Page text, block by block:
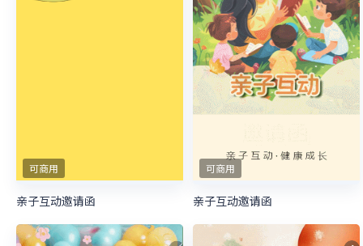
可商用
亲子互动邀请函
可商用
亲子互动邀请函